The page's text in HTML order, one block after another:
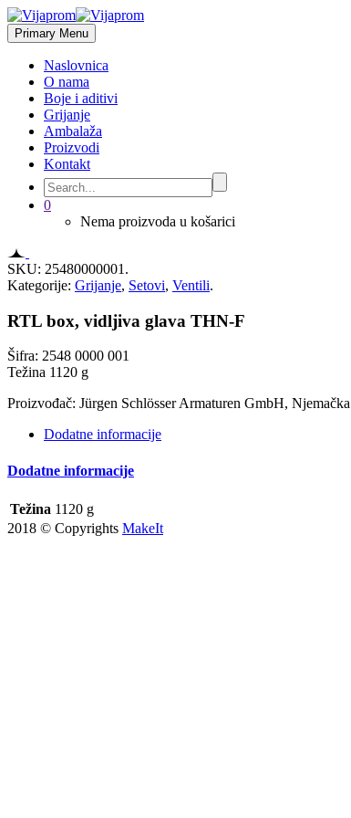
Primary Menu
Naslovnica
O nama
Boje i aditivi
Grijanje
Ambalaža
Proizvodi
Kontakt
0
Nema proizvoda u košarici
SKU: 25480000001 .
Kategorije: Grijanje, Setovi, Ventili.
RTL box, vidljiva glava THN-F
Šifra: 2548 0000 001
Težina 1120 g
Proizvođač: Jürgen Schlösser Armaturen GmbH, Njemačka
Dodatne informacije
Dodatne informacije
Težina 1120 g
2018 © Copyrights MakeIt